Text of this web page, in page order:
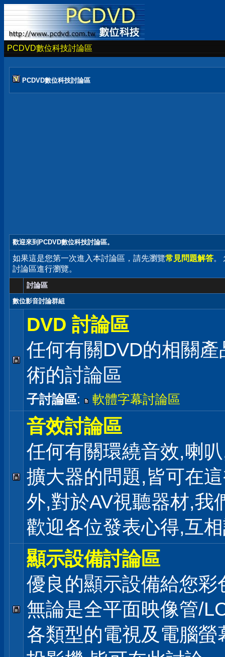
PCDVD數位科技討論區
PCDVD數位科技討論區
歡迎來到PCDVD數位科技討論區。
如果這是您第一次進入本討論區，請先瀏覽常見問題解答。
討論區進行瀏覽。
討論區
數位影音討論群組
DVD 討論區
任何有關DVD的相關
術的討論區
子討論區: 軟體字幕討論區
音效討論區
任何有關環繞音效,喇
擴大器的問題,皆可在
外,對於AV視聽器材,我
歡迎各位發表心得,互
顯示設備討論區
優良的顯示設備給您彩
無論是全平面映像管/
各類型的電視及電腦螢